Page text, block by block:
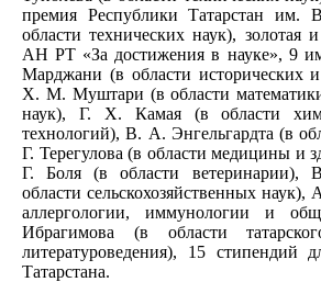
премия Республики Татарстан им.
области технических наук), золотая
АН РТ «За достижения в науке», 9
Марджани (в области исторических
Х. М. Муштари (в области
наук), Г. Х. Камая (в области
технологий), В. А. Энгельгардта (в
Г. Терегулова (в области медицины и
Г. Боля (в области
области сельскохозяйственных
аллергологии, иммунологии и
Ибрагимова (в области
литературоведения), 15 стипендий
Татарстана.